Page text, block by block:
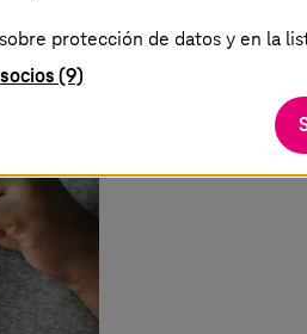
protección de datos y en la
(9)